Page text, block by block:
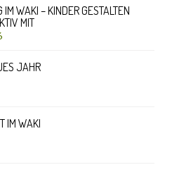
IM WAKI – KINDER GESTALTEN
MIT
JAHR
IM WAKI